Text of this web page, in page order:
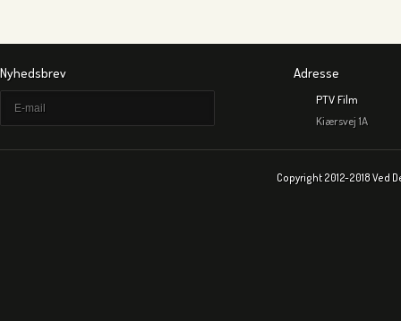
Nyhedsbrev Adresse
PTV Film
Kiærsvej 1A
Copyright 2012-2018 Ved